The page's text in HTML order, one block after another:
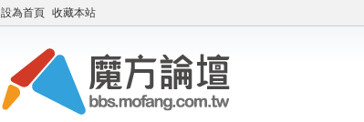
設為首頁 收藏本站